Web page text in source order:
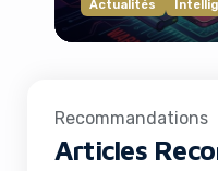
Actualités
Recommandations
Articles